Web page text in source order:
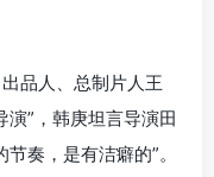
品人、总制片人王
”，韩庚坦言导演田
奏，是有洁癖的”。